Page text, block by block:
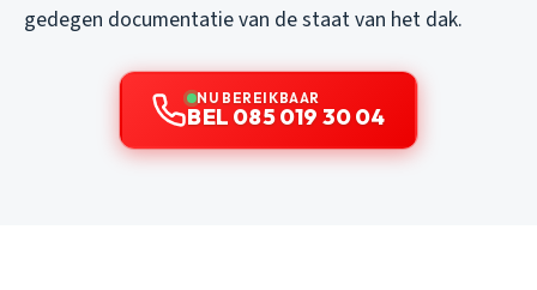
gedegen documentatie van de staat van het dak.
NU BEREIKBAAR
BEL 085 019 30 04